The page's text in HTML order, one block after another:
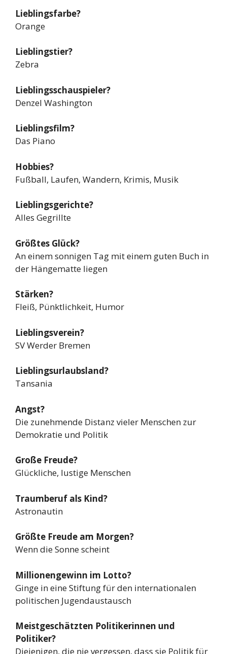
Lieblingsfarbe?
Orange
Lieblingstier?
Zebra
Lieblingsschauspieler?
Denzel Washington
Lieblingsfilm?
Das Piano
Hobbies?
Fußball, Laufen, Wandern, Krimis, Musik
Lieblingsgerichte?
Alles Gegrillte
Größtes Glück?
An einem sonnigen Tag mit einem guten Buch in
der Hängematte liegen
Stärken?
Fleiß, Pünktlichkeit, Humor
Lieblingsverein?
SV Werder Bremen
Lieblingsurlaubsland?
Tansania
Angst?
Die zunehmende Distanz vieler Menschen zur
Demokratie und Politik
Große Freude?
Glückliche, lustige Menschen
Traumberuf als Kind?
Astronautin
Größte Freude am Morgen?
Wenn die Sonne scheint
Millionengewinn im Lotto?
Ginge in eine Stiftung für den internationalen
politischen Jugendaustausch
Meistgeschätzten Politikerinnen und
Politiker?
Diejenigen, die nie vergessen, dass sie Politik für